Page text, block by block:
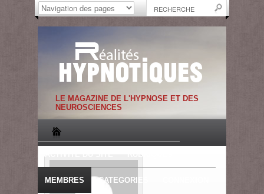
LE MAGAZINE DE L'HYPNOSE ET DES
NEUROSCIENCES
ACTIVITE DU SITE RUBRIQUES
MEMBRES CATEGORIES